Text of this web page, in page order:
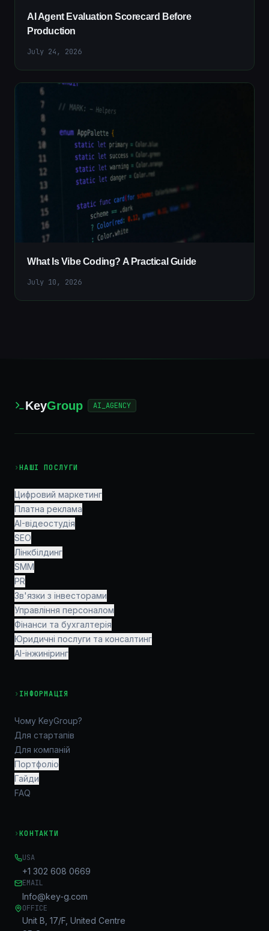
AI Agent Evaluation Scorecard Before
Production
July 24, 2026
What Is Vibe Coding? A Practical Guide
July 10, 2026
KeyGroup AI_AGENCY
›НАШІ ПОСЛУГИ
Цифровий маркетинг
Платна реклама
AI-відеостудія
SEO
Лінкбілдинг
SMM
PR
Зв'язки з інвесторами
Управління персоналом
Фінанси та бухгалтерія
Юридичні послуги та консалтинг
AI-інжиніринг
› ІНФОРМАЦІЯ
Чому KeyGroup?
Для стартапів
Для компаній
Портфоліо
Гайди
FAQ
›КОНТАКТИ
USA
+1 302 608 0669
EMAIL
Info@key-g.com
OFFICE
Unit B, 17/F, United Centre